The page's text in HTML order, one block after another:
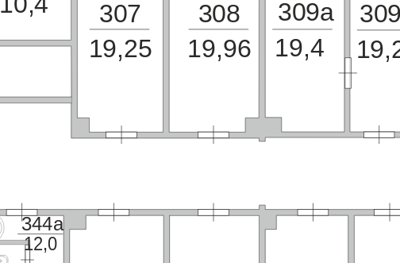
307 308 309а
344а
12,0
19,25 19,96 19,4